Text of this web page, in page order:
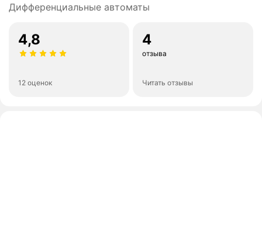
Дифференциальные автоматы
4,8
12 оценок
4
отзыва
Читать отзывы